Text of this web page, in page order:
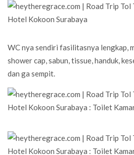
WC nya sendiri fasilitasnya lengkap,
shower cap, sabun, tissue, handuk,
dan ga sempit.